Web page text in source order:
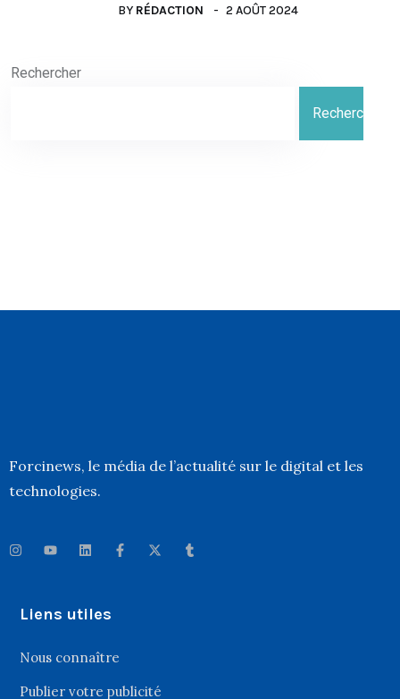
BY RÉDACTION 2 AOÛT 2024
Rechercher
Rechercher
Forcinews, le média de l’actualité sur le digital et les
technologies.
Liens utiles
Nous connaître
Publier votre publicité